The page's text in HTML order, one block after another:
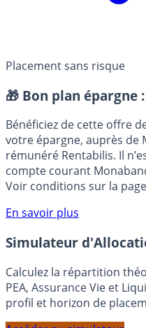
Placement sans risque
🎁 Bon plan épargne :
Bénéficiez de cette offre
votre épargne, auprès de
rémunéré Rentabilis. Il
compte courant
Voir conditions sur la
En savoir plus
Simulateur
Calculez la répartition
PEA, Assurance Vie et
profil et horizon de